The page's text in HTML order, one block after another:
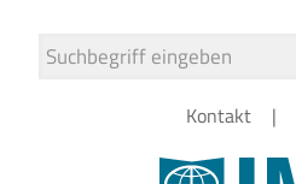
Kontakt